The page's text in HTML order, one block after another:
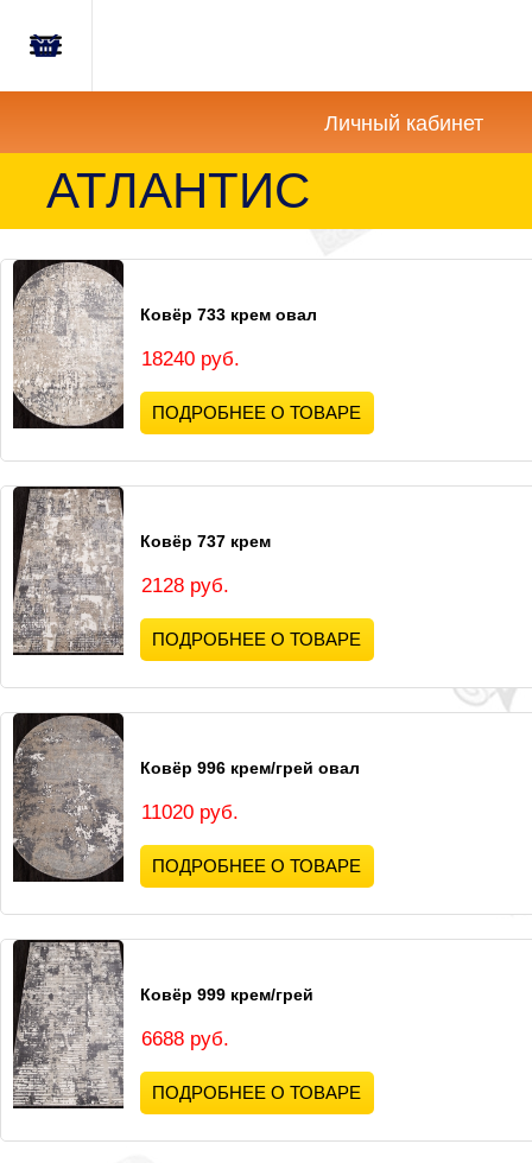
Главная
Новости
Акции
Как
купить?
Вопросы-
Отзывы
Контакты
Корзина
Личный кабинет
АТЛАНТИС
Ковёр 733 крем овал
18240 руб.
ПОДРОБНЕЕ О ТОВАРЕ
Ковёр 737 крем
2128 руб.
ПОДРОБНЕЕ О ТОВАРЕ
Ковёр 996 крем/грей овал
11020 руб.
ПОДРОБНЕЕ О ТОВАРЕ
Ковёр 999 крем/грей
6688 руб.
ПОДРОБНЕЕ О ТОВАРЕ